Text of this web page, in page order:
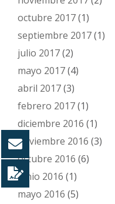
octubre 2017(1)
septiembre 2017(1)
julio 2017(2)
mayo 2017(4)
abril 2017(3)
febrero 2017(1)
diciembre 2016 (1)
noviembre 2016 (3)
octubre 2016 (6)
junio 2016 (1)
mayo 2016 (5)